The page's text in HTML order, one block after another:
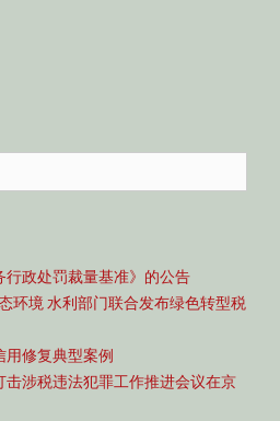
行政处罚裁量基准》的公告
环境 水利部门联合发布绿色转型税
修复典型案例
涉税违法犯罪工作推进会议在京